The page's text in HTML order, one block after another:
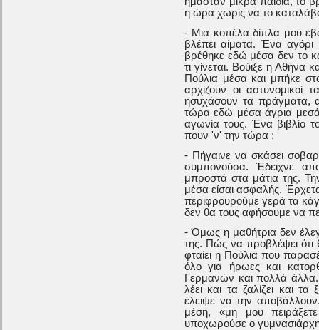
η ώρα χωρίς να το
- Μια κοπέλα δίπλα μου
βλέπει αίματα. Ένα αγόρι
βρέθηκε εδώ μέσα δεν το
τι γίνεται. Βούιξε η Αθήνα
Πούλια μέσα και μπήκε
αρχίζουν οι
ησυχάσουν τα πράγματα,
τώρα εδώ μέσα άγρια
αγωνία τους. Ένα βιβλίο
πουν 'ν' την τώρα ;
- Πήγαινε να σκάσει
συμπονούσα. Έδειχνε
μπροστά στα μάτια της.
μέσα είσαι ασφαλής.
περιφρουρούμε γερά τα
δεν θα τους αφήσουμε να
- Όμως η μαθήτρια δεν
της. Πώς να προβλέψει
φταίει η Πούλια που
όλο για ήρωες και
Γερμανών και πολλά άλλα.
λέει και τα ζαλίζει και τα
έλειψε να την
μέση, «μη μου
υποχωρούσε ο